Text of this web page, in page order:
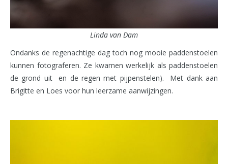
Linda van Dam
Ondanks de regenachtige dag toch nog mooie paddenstoelen
kunnen fotograferen. Ze kwamen werkelijk als paddenstoelen
de grond uit en de regen met pijpenstelen). Met dank aan
Brigitte en Loes voor hun leerzame aanwijzingen.